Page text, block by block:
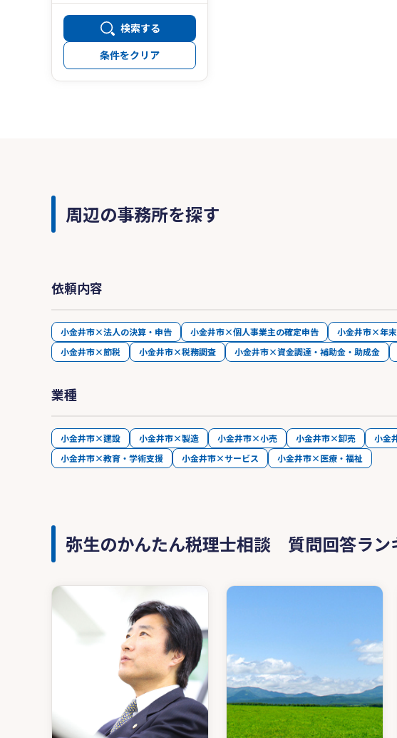
検索する
条件をクリア
周辺の事務所を探す
依頼内容
小金井市×法人の決算・申告 小金井市×個人事業主の確定申告 小金井市×年
小金井市×節税
小金井市×税務調査 小金井市×資金調達・補助金・助成金
業種
小金井市×建設 小金井市×製造 小金井市×小売 小金井市×卸売 小金
小金井市×教育・学術支援
小金井市×サービス 小金井市×医療・福祉
弥生のかんたん税理士相談 質問回答ラン